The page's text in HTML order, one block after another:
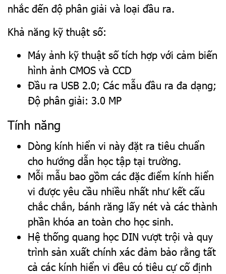
nhắc đến độ phân giải và loại đầu ra.
Khả năng kỹ thuật số:
Máy ảnh kỹ thuật số tích hợp với cảm biến
hình ảnh CMOS và CCD
Đầu ra USB 2.0; Các mẫu đầu ra đa dạng;
Độ phân giải: 3.0 MP
Tính năng
Dòng kính hiển vi này đặt ra tiêu chuẩn
cho hướng dẫn học tập tại trường.
Mỗi mẫu bao gồm các đặc điểm kính hiển
vi được yêu cầu nhiều nhất như kết cấu
chắc chắn, bánh răng lấy nét và các thành
phần khóa an toàn cho học sinh.
Hệ thống quang học DIN vượt trội và quy
trình sản xuất chính xác đảm bảo rằng tất
cả các kính hiển vi đều có tiêu cự cố định